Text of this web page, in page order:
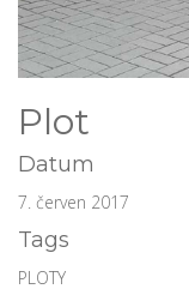
Plot
Datum
7. červen 2017
Tags
PLOTY